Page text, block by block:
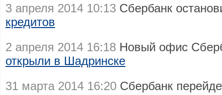
3 апреля 2014 10:13 Сбербанк
кредитов
2 апреля 2014 16:18 Новый офис
открыли в Шадринске
31 марта 2014 16:20 Сбербанк